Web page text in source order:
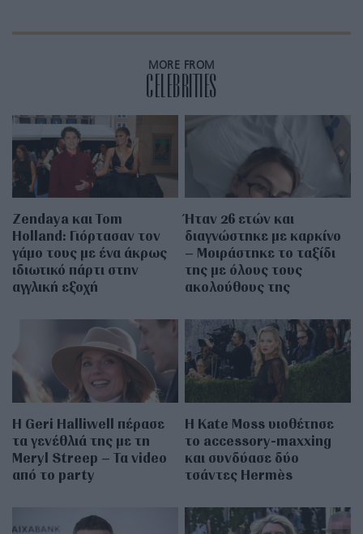
MORE FROM
CELEBRITIES
Zendaya και Tom
Holland: Γιόρτασαν τον
γάμο τους με ένα άκρως
ιδιωτικό πάρτι στην
αγγλική εξοχή
Ήταν 26 ετών και
διαγνώστηκε με καρκίνο
– Μοιράστηκε το ταξίδι
της με όλους τους
ακολούθους της
Η Geri Halliwell πέρασε
τα γενέθλιά της με τη
Meryl Streep – Τα video
από το party
Η Kate Moss υιοθέτησε
τo accessory-maxxing
και συνδύασε δύο
τσάντες Hermès